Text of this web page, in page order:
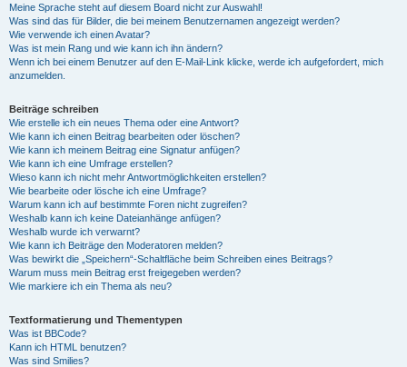
Meine Sprache steht auf diesem Board nicht zur Auswahl!
Was sind das für Bilder, die bei meinem Benutzernamen angezeigt werden?
Wie verwende ich einen Avatar?
Was ist mein Rang und wie kann ich ihn ändern?
Wenn ich bei einem Benutzer auf den E-Mail-Link klicke, werde ich aufgefordert, mich
anzumelden.
Beiträge schreiben
Wie erstelle ich ein neues Thema oder eine Antwort?
Wie kann ich einen Beitrag bearbeiten oder löschen?
Wie kann ich meinem Beitrag eine Signatur anfügen?
Wie kann ich eine Umfrage erstellen?
Wieso kann ich nicht mehr Antwortmöglichkeiten erstellen?
Wie bearbeite oder lösche ich eine Umfrage?
Warum kann ich auf bestimmte Foren nicht zugreifen?
Weshalb kann ich keine Dateianhänge anfügen?
Weshalb wurde ich verwarnt?
Wie kann ich Beiträge den Moderatoren melden?
Was bewirkt die „Speichern“-Schaltfläche beim Schreiben eines Beitrags?
Warum muss mein Beitrag erst freigegeben werden?
Wie markiere ich ein Thema als neu?
Textformatierung und Thementypen
Was ist BBCode?
Kann ich HTML benutzen?
Was sind Smilies?